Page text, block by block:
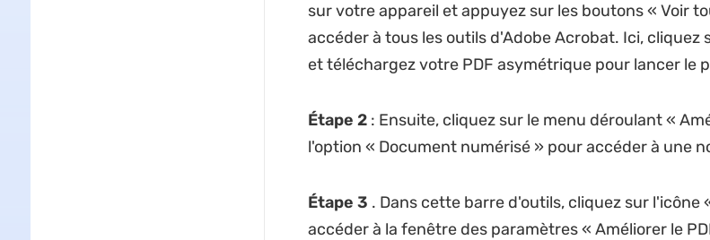
sur votre appareil et appuyez sur les boutons « Voir
accéder à tous les outils d'Adobe Acrobat. Ici, cliquez
et téléchargez votre PDF asymétrique pour lancer le
Étape 2: Ensuite, cliquez sur le menu déroulant «
l'option « Document numérisé » pour accéder à une
Étape 3 . Dans cette barre d'outils, cliquez sur l'icône
accéder à la fenêtre des paramètres « Améliorer le